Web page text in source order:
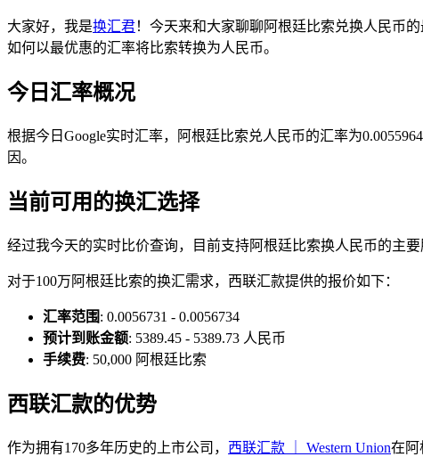
大家好，我是换汇君！今天来和大家聊聊阿根廷比索兑换人民币
如何以最优惠的汇率将比索转换为人民币。
今日汇率概况
根据今日Google实时汇率，阿根廷比索兑人民币的汇率为
因。
当前可用的换汇选择
经过我今天的实时比价查询，目前支持阿根廷比索换人民币的主要
对于100万阿根廷比索的换汇需求，西联汇款提供的报价如下：
汇率范围: 0.0056731 - 0.0056734
预计到账金额: 5389.45 - 5389.73 人民币
手续费: 50,000 阿根廷比索
西联汇款的优势
作为拥有170多年历史的上市公司， 西联汇款 ｜ Western Union在阿